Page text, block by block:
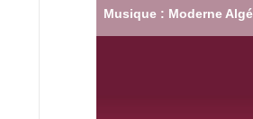
Musique : Moderne